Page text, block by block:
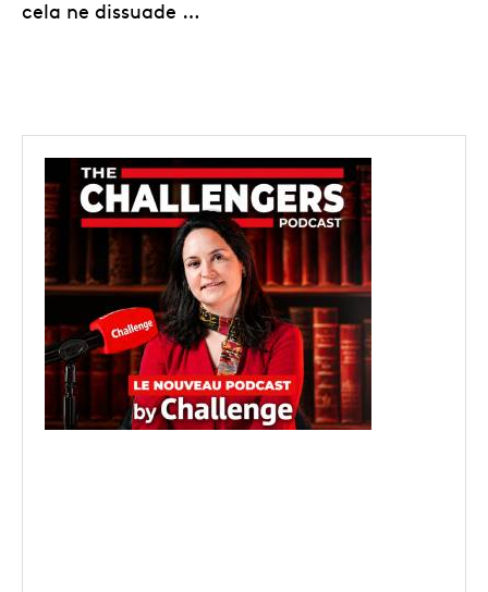
cela ne dissuade …